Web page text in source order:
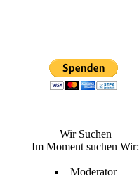
Wir Suchen
Im Moment suchen Wir:
Moderator